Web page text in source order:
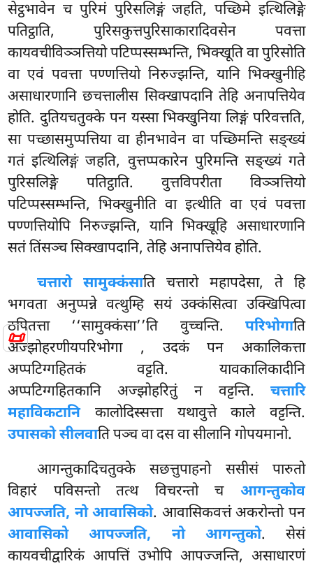
📜
सेट्ठभावेन च पुरिमं पुरिसलिङ्गं जहति, पच्छिमे इत्थिलिङ्गे
पतिट्ठाति, पुरिसकुत्तपुरिसाकारादिवसेन पवत्ता
कायवचीविञ्ञत्तियो पटिप्पस्सम्भन्ति, भिक्खूति वा पुरिसोति
वा एवं पवत्ता पण्णत्तियो निरुज्झन्ति, यानि भिक्खुनीहि
असाधारणानि छचत्तालीस सिक्खापदानि तेहि अनापत्तियेव
होति. दुतियचतुक्के पन यस्सा भिक्खुनिया लिङ्गं परिवत्तति,
सा पच्छासमुप्पत्तिया वा हीनभावेन वा पच्छिमन्ति सङ्ख्यं
गतं इत्थिलिङ्गं जहति, वुत्तप्पकारेन पुरिमन्ति सङ्ख्यं गते
पुरिसलिङ्गे पतिट्ठाति. वुत्तविपरीता विञ्ञत्तियो
पटिप्पस्सम्भन्ति, भिक्खुनीति वा इत्थीति वा एवं पवत्ता
पण्णत्तियोपि निरुज्झन्ति, यानि भिक्खूहि असाधारणानि
सतं तिंसञ्च सिक्खापदानि, तेहि अनापत्तियेव होति.
चत्तारो सामुक्कंसाति चत्तारो महापदेसा, ते हि
भगवता अनुप्पन्ने वत्थुम्हि सयं उक्कंसित्वा उक्खिपित्वा
ठपितत्ता ‘‘सामुक्कंसा’’ति वुच्चन्ति. परिभोगाति
अज्झोहरणीयपरिभोगा , उदकं पन अकालिकत्ता
अप्पटिग्गहितकं वट्टति. यावकालिकादीनि
अप्पटिग्गहितकानि अज्झोहरितुं न वट्टन्ति. चत्तारि
महाविकटानिकालोदिस्सत्ता यथावुत्ते काले वट्टन्ति.
उपासको सीलवाति पञ्च वा दसवा सीलानि गोपयमानो.
आगन्तुकादिचतुक्के सछत्तुपाहनो ससीसं पारुतो
विहारं पविसन्तो तत्थ विचरन्तो च आगन्तुकोव
आपज्जति, नो आवासिको. आवासिकवत्तं अकरोन्तो पन
आवासिको आपज्जति, नो आगन्तुको. सेसं
कायवचीद्वारिकं आपत्तिं उभोपि आपज्जन्ति, असाधारणं